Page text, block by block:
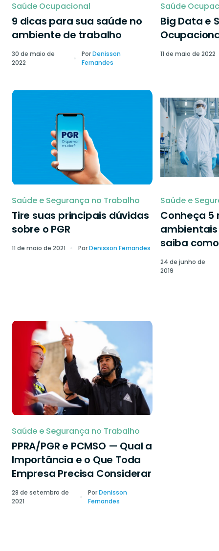
Saúde Ocupacional
9 dicas para sua saúde no
ambiente de trabalho
30 de maio de
2022
PorDenisson
Fernandes
Saúde
Big Data e
11 de maio de 2022
Saúde e Segurança no Trabalho
Tire suas principais dúvidas
sobre o PGR
11 de maio de 2021 PorDenisson Fernandes
Saúde e
Conheça 5
saiba
24 de junho de
2019
Saúde e Segurança no Trabalho
PPRA/PGR e PCMSO — Qual a
Importância e o Que Toda
Empresa Precisa Considerar
28 de setembro de
2021
PorDenisson
Fernandes